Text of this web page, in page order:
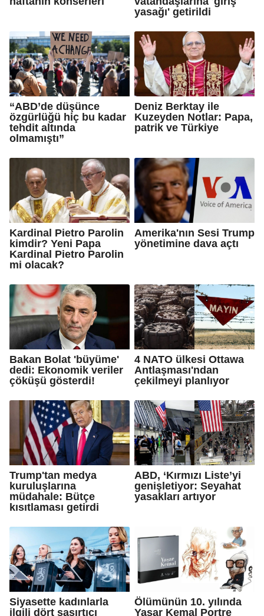
yasağı' getirildi
“ABD’de düşünce
özgürlüğü hiç bu kadar
tehdit altında
olmamıştı”
Deniz Berktay ile
Kuzeyden Notlar: Papa,
patrik ve Türkiye
Kardinal Pietro Parolin
kimdir? Yeni Papa
Kardinal Pietro Parolin
mi olacak?
Amerika'nın Sesi Trump
yönetimine dava açtı
Bakan Bolat 'büyüme'
dedi: Ekonomik veriler
çöküşü gösterdi!
4 NATO ülkesi Ottawa
Antlaşması'ndan
çekilmeyi planlıyor
Trump'tan medya
kuruluşlarına
müdahale: Bütçe
kısıtlaması getirdi
ABD, ‘Kırmızı Liste’yi
genişletiyor: Seyahat
yasakları artıyor
Siyasette kadınlarla
ilgili dört şaşırtıcı
Ölümünün 10. yılında
Yaşar Kemal Portre